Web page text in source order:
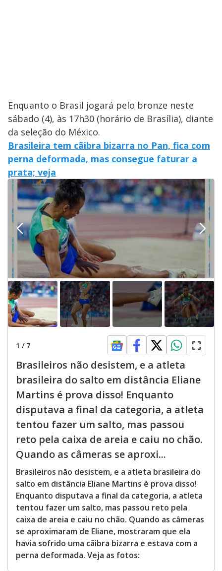
Enquanto o Brasil jogará pelo bronze neste
sábado (4), às 17h30 (horário de Brasília), diante
da seleção do México.
Brasileira tem cãibra bizarra no Pan, fica com
perna deformada, mas consegue faturar a
prata; veja
1 / 7
Brasileiros não desistem, e a atleta
brasileira do salto em distância Eliane
Martins é prova disso! Enquanto
disputava a final da categoria, a atleta
tentou fazer um salto, mas passou
reto pela caixa de areia e caiu no chão.
Quando as câmeras se aproxi...
Brasileiros não desistem, e a atleta brasileira do
salto em distância Eliane Martins é prova disso!
Enquanto disputava a final da categoria, a atleta
tentou fazer um salto, mas passou reto pela
caixa de areia e caiu no chão. Quando as câmeras
se aproximaram de Eliane, mostraram que ela
havia sofrido uma cãibra bizarra e estava com a
perna deformada. Veja as fotos: